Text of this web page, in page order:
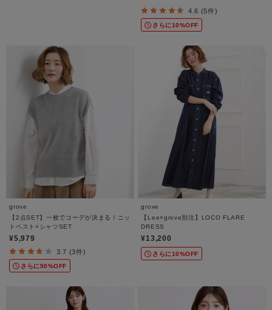
4.6 (5件)
さらに10%OFF
grove
【2点SET】一枚でコーデが決まる！ニッ
トベスト×シャツSET
¥5,979
3.7 (3件)
さらに50%OFF
grove
【Lee×grove別注】LOCO FLARE
DRESS
¥13,200
さらに10%OFF